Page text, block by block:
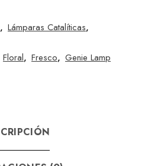
, Lámparas Catalíticas,
Floral, Fresco, Genie Lamp